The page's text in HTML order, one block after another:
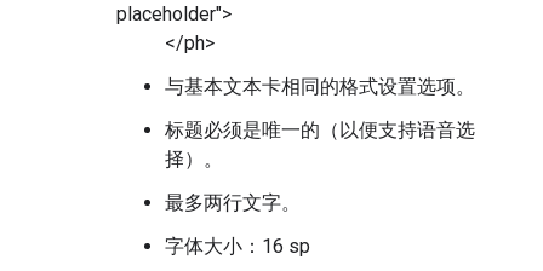
placeholder">
</ph>
与基本文本卡相同的格式设置选项。
标题必须是唯一的（以便支持语音选
择）。
最多两行文字。
字体大小：16 sp